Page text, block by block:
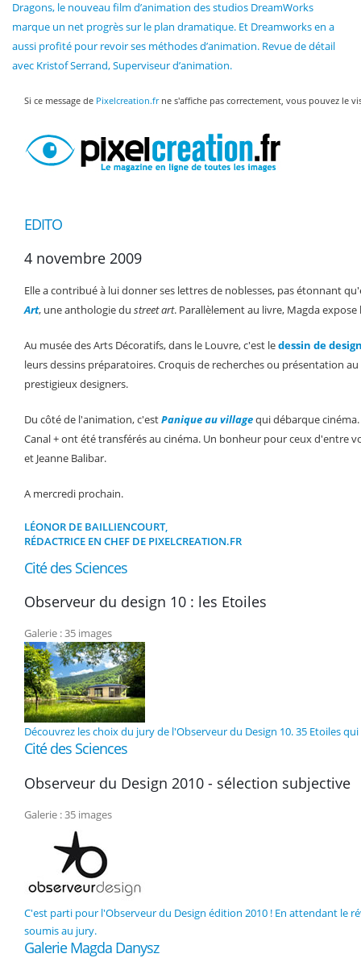
Dragons, le nouveau film d’animation des studios DreamWorks
marque un net progrès sur le plan dramatique. Et Dreamworks en a
aussi profité pour revoir ses méthodes d’animation. Revue de détail
avec Kristof Serrand, Superviseur d’animation.
Si ce message de Pixelcreation.frne s'affiche pas correctement, vous pouvez le
EDITO
4 novembre 2009
Elle a contribué à lui donner ses lettres de noblesses, pas étonnant
Art, une anthologie du street art. Parallèlement au livre, Magda
Au musée des Arts Décoratifs, dans le Louvre, c'est ledessin de
leurs dessins préparatoires. Croquis de recherches ou présentation
prestigieux designers.
Du côté de l'animation, c'estPanique au villagequi débarque
Canal + ont été transférés au cinéma. Un bonheur pour ceux d'entre
et Jeanne Balibar.
A mercredi prochain.
LÉONOR DE BAILLIENCOURT,
RÉDACTRICE EN CHEF DE PIXELCREATION.FR
Cité des Sciences
Observeur du design 10 : les Etoiles
Galerie : 35 images
Découvrez les choix du jury de l'Observeur du Design 10. 35 Etoiles
Cité des Sciences
Observeur du Design 2010 - sélection subjective
Galerie : 35 images
C'est parti pour l'Observeur du Design édition 2010 ! En attendant le
soumis au jury.
Galerie Magda Danysz